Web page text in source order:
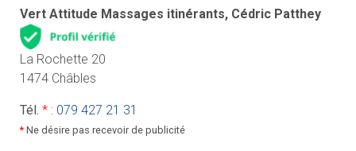
Vert Attitude Massages itinérants, Cédric Patthey
La Rochette 20
1474 Châbles
Tél. *: 079 427 21 31
*Ne désire pas recevoir de publicité